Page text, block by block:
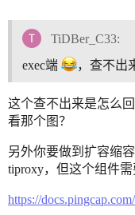
TiDBer_C33:
exec端
，查不出
这个查不出来是怎么
看那个图？
另外你要做到扩容缩
tiproxy，但这个组件需
https://